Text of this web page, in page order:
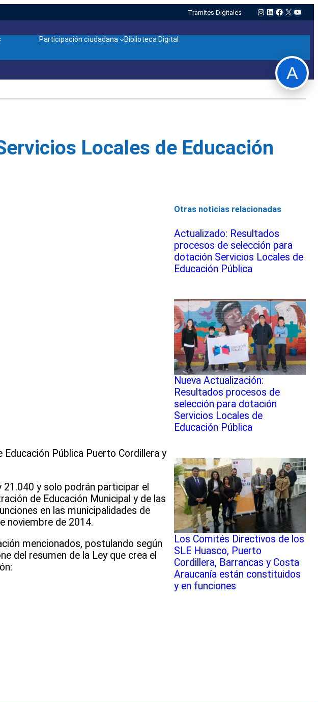
Tramites Digitales Instagram
LinkedIn
Facebook
X
Participación ciudadana
Biblioteca Digital
Locales de Educación
Pública Puerto Cordillera y
y solo podrán participar el
de Educación Municipal y de las
en las municipalidades de
noviembre de 2014.
mencionados, postulando según
del resumen de la Ley que crea el
Otras noticias relacionadas
Actualizado: Resultados
procesos de selección para
dotación Servicios Locales de
Educación Pública
Nueva Actualización:
Resultados procesos de
selección para dotación
Servicios Locales de
Educación Pública
Los Comités Directivos de los
SLE Huasco, Puerto
Cordillera, Barrancas y Costa
Araucanía están constituidos
y en funciones
A